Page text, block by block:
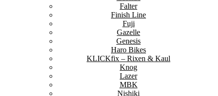
Falter
Finish Line
Fuji
Gazelle
Genesis
Haro Bikes
KLICKfix – Rixen & Kaul
Knog
Lazer
MBK
Nishiki